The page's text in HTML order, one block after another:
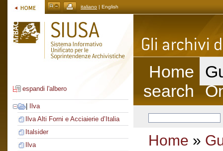
italiano | English
espandi l'albero
Ilva
Ilva Alti Forni e Acciaierie d’Italia
Italsider
Ilva
Home
search
Home »